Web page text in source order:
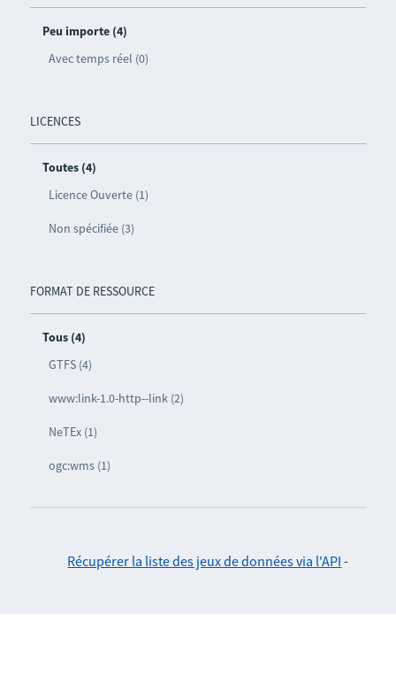
Peu importe (4)
Avec temps réel (0)
LICENCES
Toutes (4)
Licence Ouverte (1)
Non spécifiée (3)
FORMAT DE RESSOURCE
Tous (4)
GTFS (4)
www:link-1.0-http--link (2)
NeTEx (1)
ogc:wms (1)
Récupérer la liste des jeux de données via l'API -